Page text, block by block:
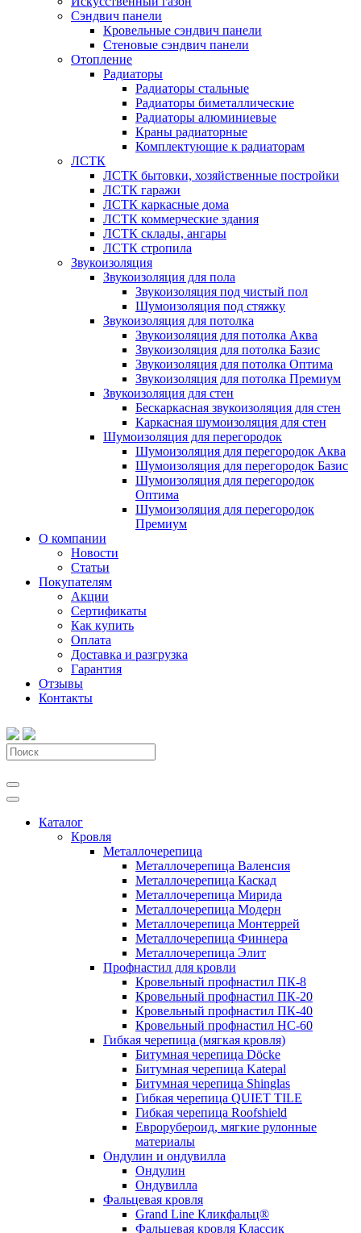
Сэндвич панели
Кровельные сэндвич панели
Стеновые сэндвич панели
Отопление
Радиаторы
Радиаторы стальные
Радиаторы биметаллические
Радиаторы алюминиевые
Краны радиаторные
Комплектующие к радиаторам
ЛСТК
ЛСТК бытовки, хозяйственные постройки
ЛСТК гаражи
ЛСТК каркасные дома
ЛСТК коммерческие здания
ЛСТК склады, ангары
ЛСТК стропила
Звукоизоляция
Звукоизоляция для пола
Звукоизоляция под чистый пол
Шумоизоляция под стяжку
Звукоизоляция для потолка
Звукоизоляция для потолка Аква
Звукоизоляция для потолка Базис
Звукоизоляция для потолка Оптима
Звукоизоляция для потолка Премиум
Звукоизоляция для стен
Бескаркасная звукоизоляция для стен
Каркасная шумоизоляция для стен
Шумоизоляция для перегородок
Шумоизоляция для перегородок Аква
Шумоизоляция для перегородок Базис
Шумоизоляция для перегородок
Оптима
Шумоизоляция для перегородок
Премиум
О компании
Новости
Статьи
Покупателям
Акции
Сертификаты
Как купить
Оплата
Доставка и разгрузка
Гарантия
Отзывы
Контакты
Каталог
Кровля
Металлочерепица
Металлочерепица Валенсия
Металлочерепица Каскад
Металлочерепица Мирида
Металлочерепица Модерн
Металлочерепица Монтеррей
Металлочерепица Финнера
Металлочерепица Элит
Профнастил для кровли
Кровельный профнастил ПК-8
Кровельный профнастил ПК-20
Кровельный профнастил ПК-40
Кровельный профнастил НС-60
Гибкая черепица (мягкая кровля)
Битумная черепица Döcke
Битумная черепица Katepal
Битумная черепица Shinglas
Гибкая черепица QUIET TILE
Гибкая черепица Roofshield
Еврорубероид, мягкие рулонные
материалы
Ондулин и ондувилла
Ондулин
Ондувилла
Фальцевая кровля
Grand Line Кликфальц®
Фальцевая кровля Классик